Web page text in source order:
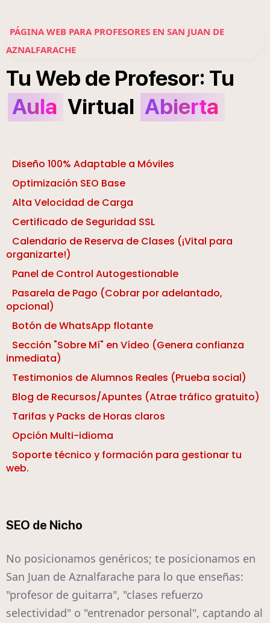
PÁGINA WEB PARA PROFESORES EN SAN JUAN DE
AZNALFARACHE
Tu Web de Profesor: Tu
Aula Virtual Abierta
Diseño 100% Adaptable a Móviles
Optimización SEO Base
Alta Velocidad de Carga
Certificado de Seguridad SSL
Calendario de Reserva de Clases (¡Vital para
organizarte!)
Panel de Control Autogestionable
Pasarela de Pago (Cobrar por adelantado,
opcional)
Botón de WhatsApp flotante
Sección "Sobre Mí" en Vídeo (Genera confianza
inmediata)
Testimonios de Alumnos Reales (Prueba social)
Blog de Recursos/Apuntes (Atrae tráfico gratuito)
Tarifas y Packs de Horas claros
Opción Multi-idioma
Soporte técnico y formación para gestionar tu
web.
SEO de Nicho
No posicionamos genéricos; te posicionamos en
San Juan de Aznalfarache para lo que enseñas:
"profesor de guitarra", "clases refuerzo
selectividad" o "entrenador personal", captando al